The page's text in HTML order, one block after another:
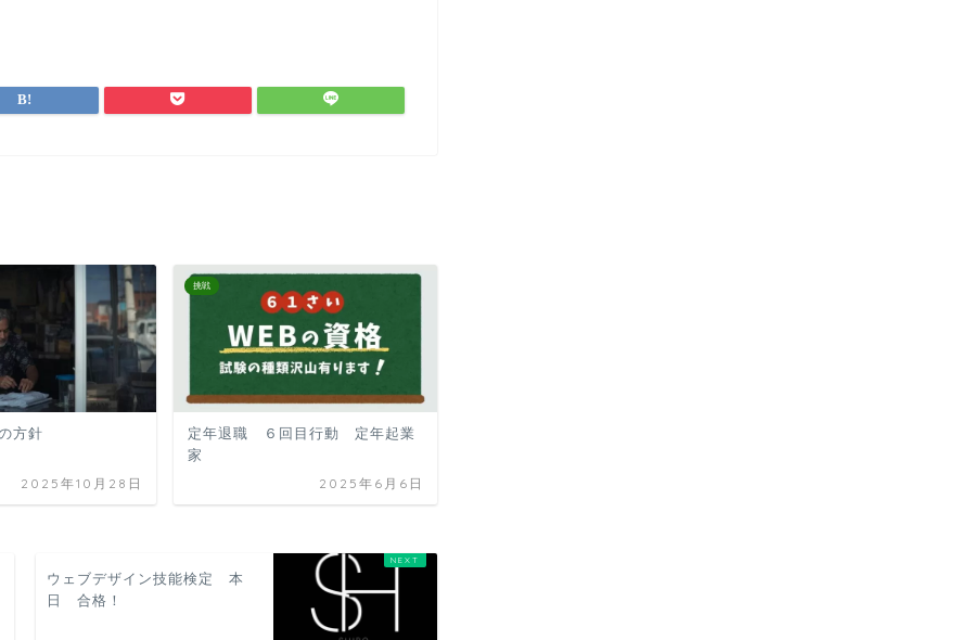
方針
2025年10月28日
挑戦
定年退職 ６回目行動 定年起業
家
2025年6月6日
ウェブデザイン技能検定 本
日 合格！